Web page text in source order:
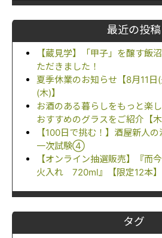
最近の投稿
【蔵見学】「甲子」を醸す飯
ただきました！
夏季休業のお知らせ【8月11日
(木)】
お酒のある暮らしをもっと楽
おすすめのグラスをご紹介【木
【100日で挑む！】酒屋新人の
一次試験④
【オンライン抽選販売】『
火入れ 720ml』【限定12本】
タグ